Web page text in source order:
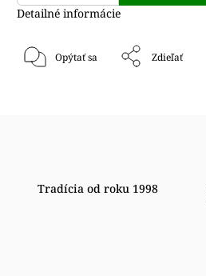
Detailné informácie
Opýtať sa Zdieľať
Tradícia od roku 1998